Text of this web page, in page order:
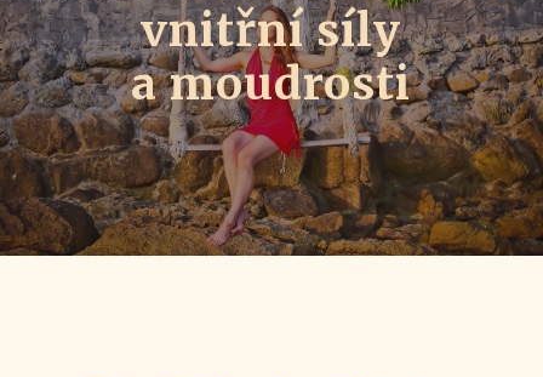
vnitřní síly
a moudrosti